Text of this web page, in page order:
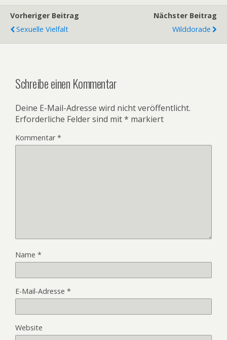
Vorheriger Beitrag
Sexuelle Vielfalt
Nächster Beitrag
Wilddorade
Schreibe einen Kommentar
Deine E-Mail-Adresse wird nicht veröffentlicht.
Erforderliche Felder sind mit* markiert
Kommentar*
Name *
E-Mail-Adresse *
Website